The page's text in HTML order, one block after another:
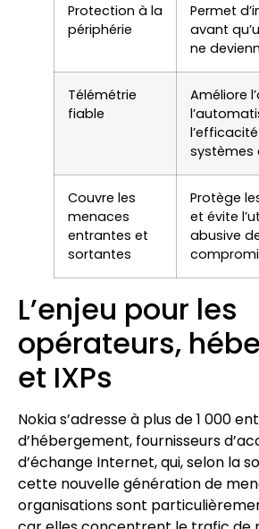
Protection à la
périphérie
Permet
avant
ne
Télémétrie
fiable
Améliore
systèmes
Couvre les
menaces
entrantes et
sortantes
Protège
et évite
abusive
L’enjeu pour les
opérateurs,
et IXPs
Nokia s’adresse à plus de 1 000
d’hébergement, fournisseurs
d’échange Internet, qui, selon la
cette nouvelle génération de
organisations sont